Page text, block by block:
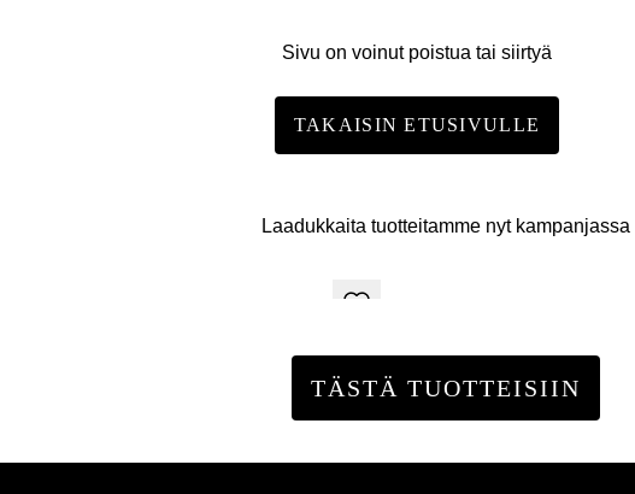
Sivu on voinut poistua tai siirtyä
TAKAISIN ETUSIVULLE
Laadukkaita tuotteitamme nyt kampanjassa
TÄSTÄ TUOTTEISIIN